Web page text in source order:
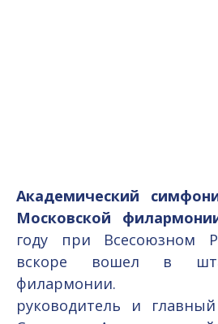
Академический
Московской
году при Всесоюзном
вскоре вошел в
филармонии.
руководитель и